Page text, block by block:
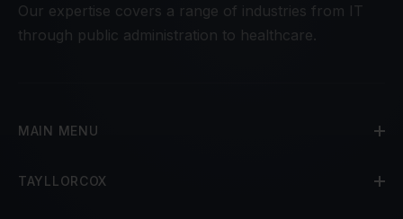
Our expertise covers a range of industries from IT
through public administration to healthcare.
MAIN MENU
TAYLLORCOX